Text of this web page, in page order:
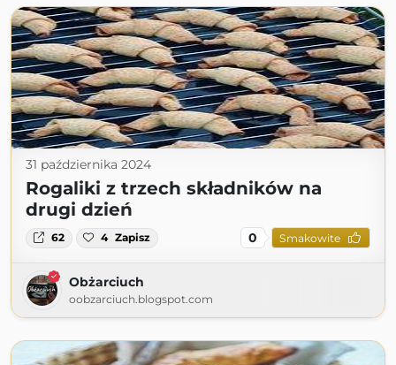
31 października 2024
Rogaliki z trzech składników na
drugi dzień
62 4 Zapisz 0 Smakowite
Obżarciuch
oobzarciuch.blogspot.com